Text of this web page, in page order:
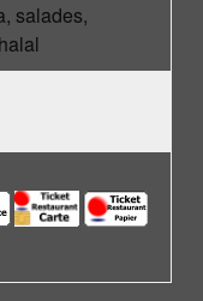
salades,